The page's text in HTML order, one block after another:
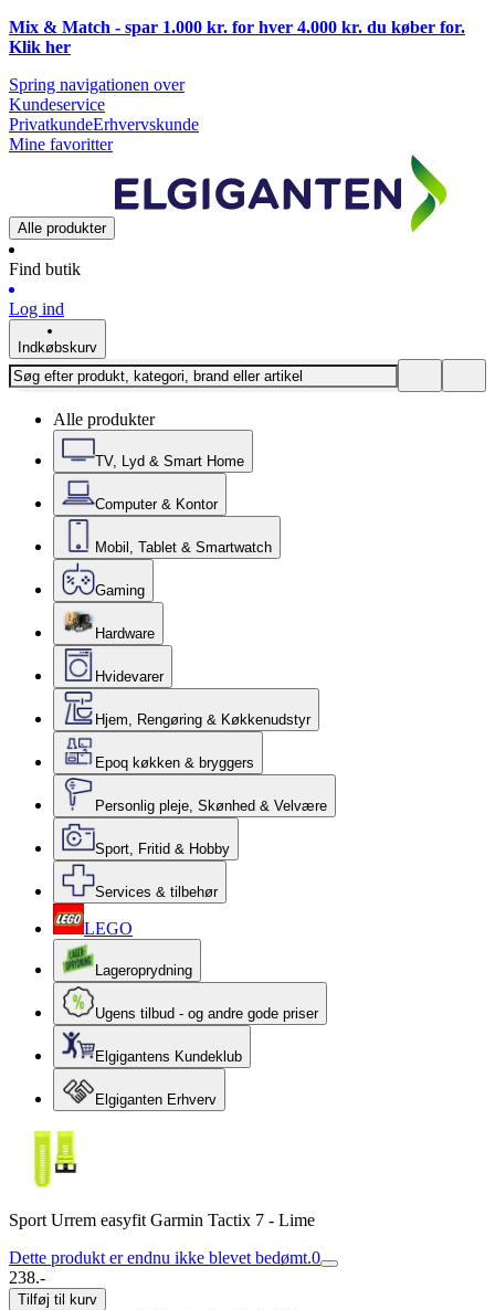
Mix & Match - spar 1.000 kr. for hver 4.000 kr. du køber for.
Klik her
Spring navigationen over
Kundeservice
PrivatkundeErhvervskunde
Mine favoritter
Alle produkter
Find butik
Log ind
Indkøbskurv
Alle produkter
TV, Lyd & Smart Home
Computer & Kontor
Mobil, Tablet & Smartwatch
Gaming
Hardware
Hvidevarer
Hjem, Rengøring & Køkkenudstyr
Epoq køkken & bryggers
Personlig pleje, Skønhed & Velvære
Sport, Fritid & Hobby
Services & tilbehør
LEGO
Lageroprydning
Ugens tilbud - og andre gode priser
Elgigantens Kundeklub
Elgiganten Erhverv
Sport Urrem easyfit Garmin Tactix 7 - Lime
Dette produkt er endnu ikke blevet bedømt.0
238.-
Tilføj til kurv